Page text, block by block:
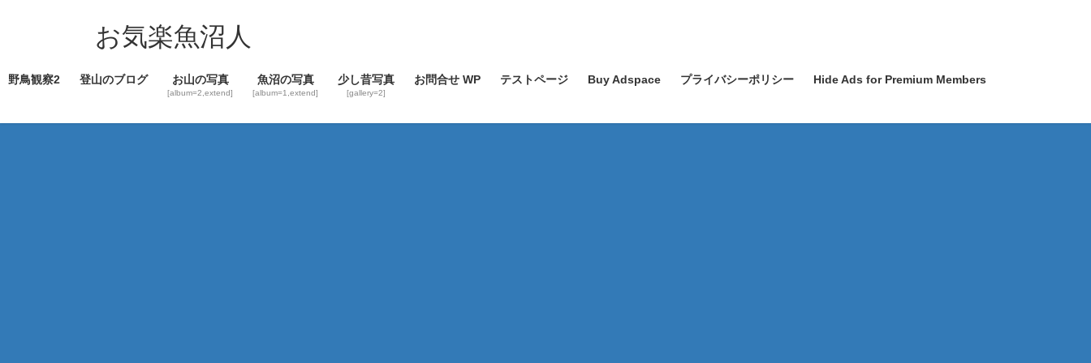
ツ
ス
シ
ン
お気楽魚沼人
野鳥観察2 登山のブログ お山の写真
[album=2,extend]
魚沼の写真
[album=1,extend]
少し昔写真
[gallery=2]
お問合せ WP テストページ Buy Adspace プライバシーポリシー Hide Ads for Premium Members